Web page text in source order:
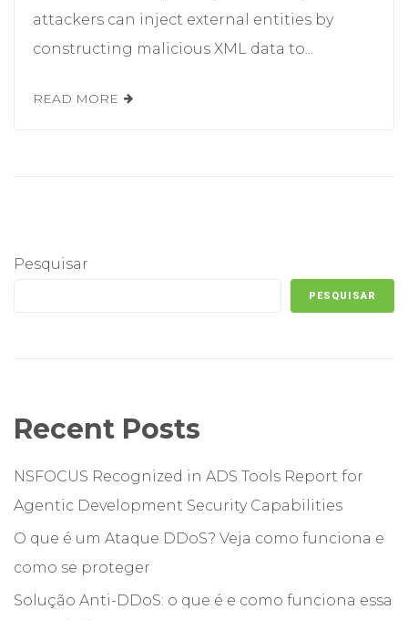
attackers can inject external entities by
constructing malicious XML data to...
READ MORE
Pesquisar
PESQUISAR
Recent Posts
NSFOCUS Recognized in ADS Tools Report for
Agentic Development Security Capabilities
O que é um Ataque DDoS? Veja como funciona e
como se proteger
Solução Anti-DDoS: o que é e como funciona essa